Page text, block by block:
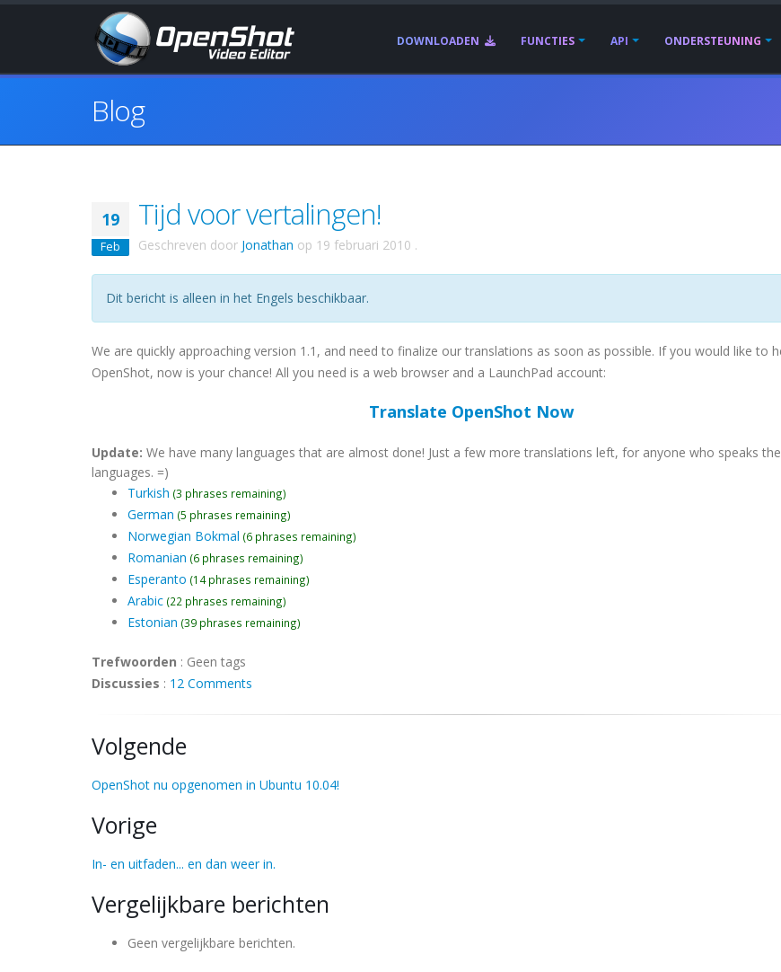
DOWNLOADEN FUNCTIES API ONDERSTEUNING
Blog
19
Feb
Tijd voor vertalingen!
Geschreven door Jonathan op 19 februari 2010 .
Dit bericht is alleen in het Engels beschikbaar.
We are quickly approaching version 1.1, and need to finalize our translations as soon as possible. If you would like to
OpenShot, now is your chance! All you need is a web browser and a LaunchPad account:
Translate OpenShot Now
Update: We have many languages that are almost done! Just a few more translations left, for anyone who speaks
languages. =)
Turkish (3 phrases remaining)
German (5 phrases remaining)
Norwegian Bokmal (6 phrases remaining)
Romanian (6 phrases remaining)
Esperanto (14 phrases remaining)
Arabic (22 phrases remaining)
Estonian (39 phrases remaining)
Trefwoorden : Geen tags
Discussies : 12 Comments
Volgende
OpenShot nu opgenomen in Ubuntu 10.04!
Vorige
In- en uitfaden... en dan weer in.
Vergelijkbare berichten
Geen vergelijkbare berichten.